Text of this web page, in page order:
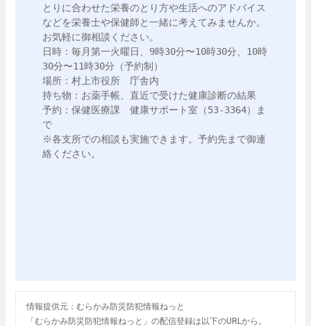
とりに合わせた栄養のとり方や生活へのアドバイス
などを栄養士や保健師と一緒に考えてみませんか。
お気軽に御相談ください。
日時：毎月第一火曜日、9時30分〜10時30分、10時
30分〜11時30分（予約制）
場所：村上市役所　庁舎内
持ち物：お薬手帳、直近で受けた健康診断の結果
予約：保健医療課　健康サポート室（53-3364）ま
で
※各支所での相談も実施できます。予約先まで御連
絡ください。
情報提供元：むらかみ防災防犯情報ねっと
「むらかみ防災防犯情報ねっと」の配信登録は以下のURLから。